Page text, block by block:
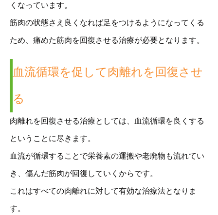
くなっています。
筋肉の状態さえ良くなれば足をつけるようになってくる
ため、痛めた筋肉を回復させる治療が必要となります。
血流循環を促して肉離れを回復させ
る
肉離れを回復させる治療としては、血流循環を良くする
ということに尽きます。
血流が循環することで栄養素の運搬や老廃物も流れてい
き、傷んだ筋肉が回復していくからです。
これはすべての肉離れに対して有効な治療法となりま
す。